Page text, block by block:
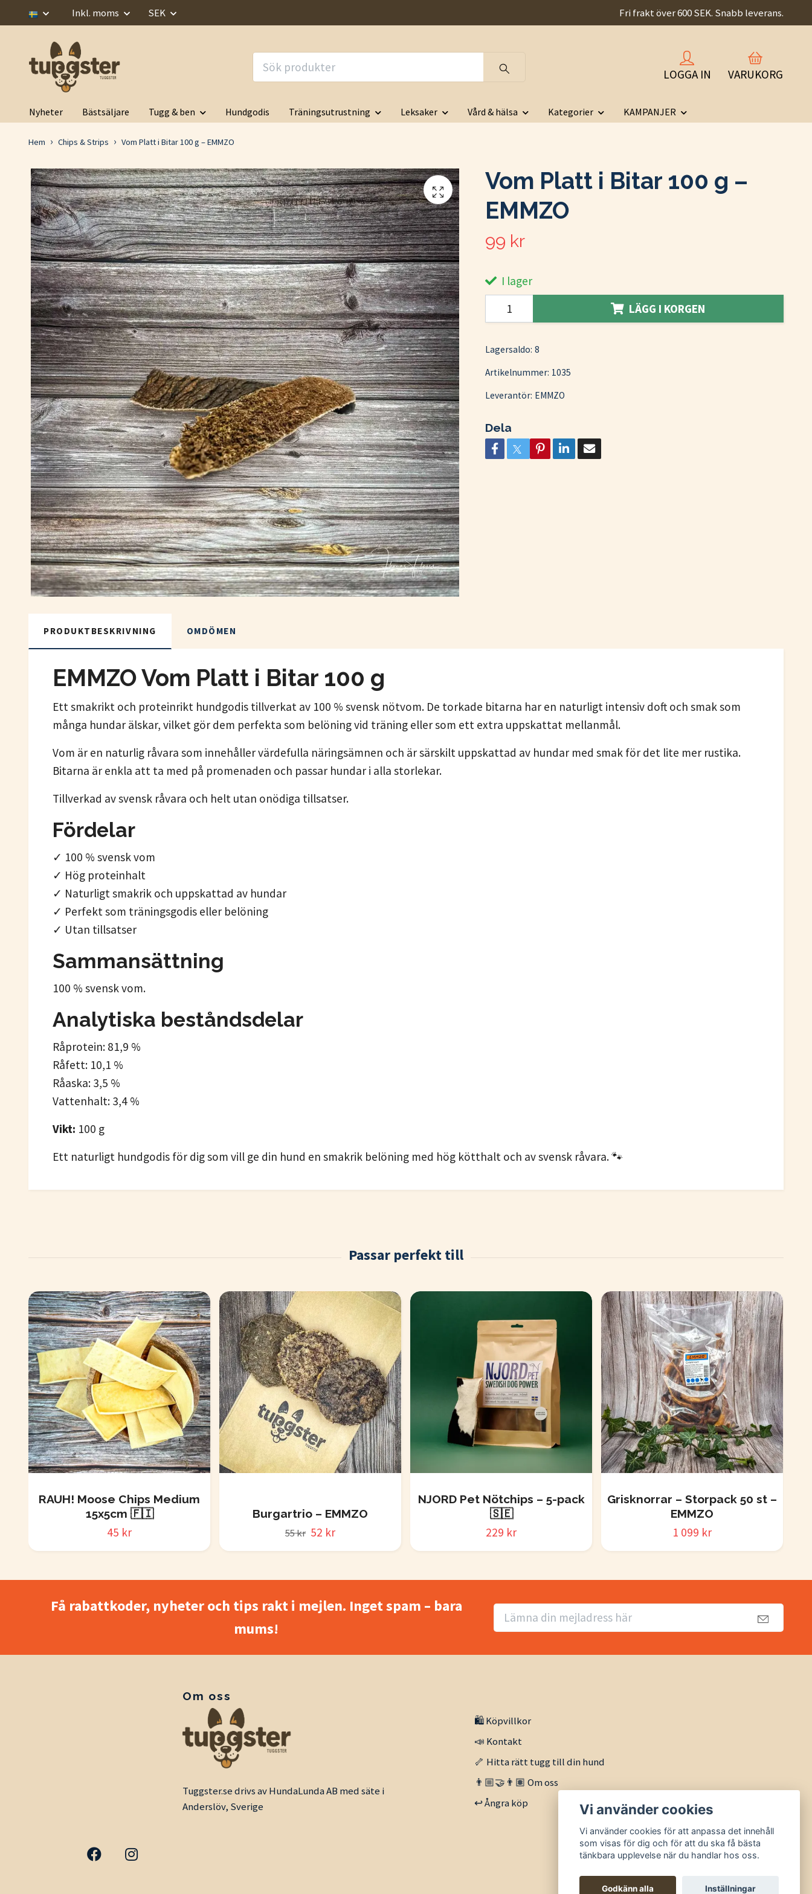
Inkl. moms SEK Fri frakt över 600 SEK. Snabb leverans.
LOGGA IN VARUKORG
Nyheter Bästsäljare Tugg & ben Hundgodis Träningsutrustning Leksaker Vård & hälsa Kategorier KAMPANJER
Hem Chips & Strips Vom Platt i Bitar 100 g – EMMZO
Vom Platt i Bitar 100 g –
EMMZO
99 kr
I lager
LÄGG I KORGEN
Lagersaldo: 8
Artikelnummer: 1035
Leverantör: EMMZO
Dela
PRODUKTBESKRIVNING OMDÖMEN
EMMZO Vom Platt i Bitar 100 g
Ett smakrikt och proteinrikt hundgodis tillverkat av 100 % svensk nötvom. De torkade bitarna har en naturligt intensiv doft och smak som
många hundar älskar, vilket gör dem perfekta som belöning vid träning eller som ett extra uppskattat mellanmål.
Vom är en naturlig råvara som innehåller värdefulla näringsämnen och är särskilt uppskattad av hundar med smak för det lite mer rustika.
Bitarna är enkla att ta med på promenaden och passar hundar i alla storlekar.
Tillverkad av svensk råvara och helt utan onödiga tillsatser.
Fördelar
✓ 100 % svensk vom
✓ Hög proteinhalt
✓ Naturligt smakrik och uppskattad av hundar
✓ Perfekt som träningsgodis eller belöning
✓ Utan tillsatser
Sammansättning
100 % svensk vom.
Analytiska beståndsdelar
Råprotein: 81,9 %
Råfett: 10,1 %
Råaska: 3,5 %
Vattenhalt: 3,4 %
Vikt: 100 g
Ett naturligt hundgodis för dig som vill ge din hund en smakrik belöning med hög kötthalt och av svensk råvara. 🐾
RAUH! Moose Chips Medium
15x5cm 🇫🇮
45 kr
Burgartrio – EMMZO
55 kr 52 kr
NJORD Pet Nötchips – 5-pack
🇸🇪
229 kr
Grisknorrar – Storpack 50 st –
EMMZO
1 099 kr
Få rabattkoder, nyheter och tips rakt i mejlen. Inget spam – bara
mums!
Om oss
Tuggster.se drivs av HundaLunda AB med säte i
Anderslöv, Sverige
🛍️ Köpvillkor
📣 Kontakt
🦴 Hitta rätt tugg till din hund
👨🏼‍🤝‍👨🏽 Om oss
↩️ Ångra köp
Vi använder cookies
Vi använder cookies för att anpassa det innehåll
som visas för dig och för att du ska få bästa
tänkbara upplevelse när du handlar hos oss.
Godkänn alla Inställningar